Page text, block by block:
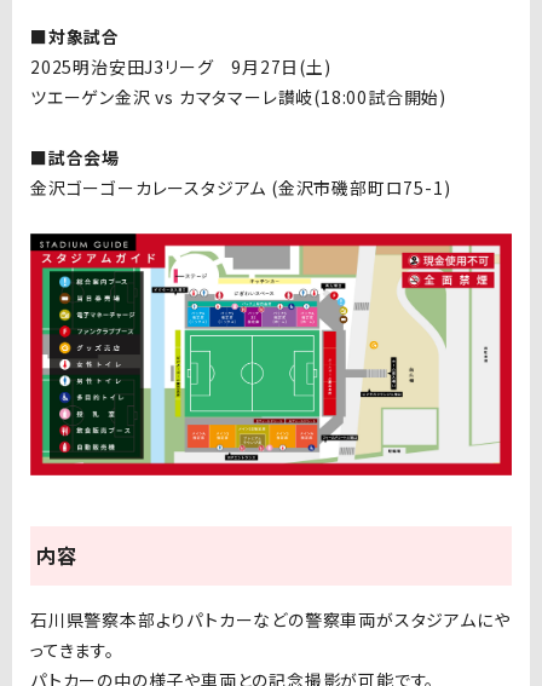
■対象試合
2025明治安田J3リーグ 9月27日(土)
ツエーゲン金沢 vs カマタマーレ讃岐(18:00試合開始)
■試合会場
金沢ゴーゴーカレースタジアム (金沢市磯部町ロ75-1)
内容
石川県警察本部よりパトカーなどの警察車両がスタジアムにや
ってきます。
パトカーの中の様子や車両との記念撮影が可能です。